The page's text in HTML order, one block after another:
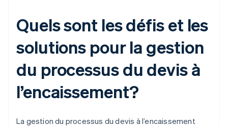
Quels sont les défis et les
solutions pour la gestion
du processus du devis à
l’encaissement?
La gestion du processus du devis à l’encaissement